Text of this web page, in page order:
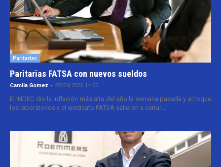
Paritarias
Paritarias FATSA con nuevos sueldos
Camila Gomez - 22/04/2026 14:30
El INDEC dio la inflación más alta del año la semana pasada y al toque
los laboratorios y el sindicato FATSA salieron a cerrar...